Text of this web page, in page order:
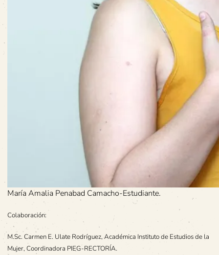
María Amalia Penabad Camacho-Estudiante.
Colaboración:
M.Sc. Carmen E. Ulate Rodríguez, Académica Instituto de Estudios de la
Mujer, Coordinadora PIEG-RECTORÍA.